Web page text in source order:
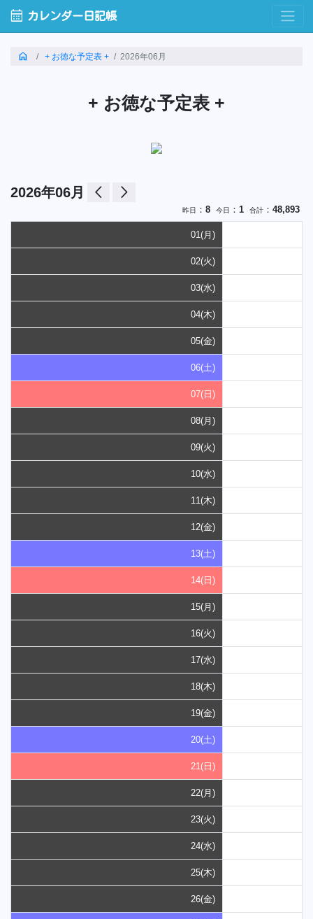
calendar_month カレンダー日記帳
home + お徳な予定表 + 2026年06月
+ お徳な予定表 +
2026年06月 arrow_back_ios arrow_forward_ios
昨日 ： 8 今日 ： 1 合計 ： 48,893
01(月)
02(火)
03(水)
04(木)
05(金)
06(土)
07(日)
08(月)
09(火)
10(水)
11(木)
12(金)
13(土)
14(日)
15(月)
16(火)
17(水)
18(木)
19(金)
20(土)
21(日)
22(月)
23(火)
24(水)
25(木)
26(金)